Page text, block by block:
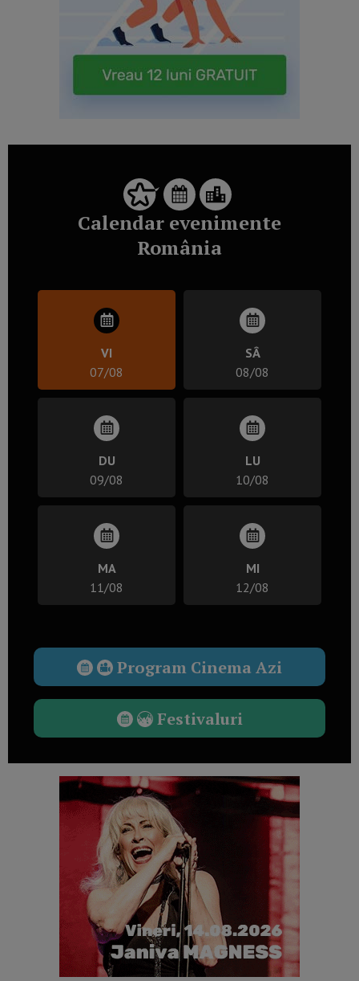
Calendar evenimente
România
VI
07/08
SÂ
08/08
DU
09/08
LU
10/08
MA
11/08
MI
12/08
Program Cinema Azi
Festivaluri